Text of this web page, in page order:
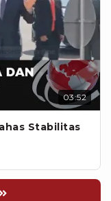
03:52
Stabilitas